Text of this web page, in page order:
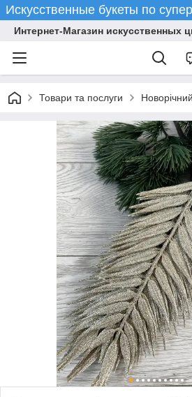
Искусственные букеты по
Интернет-Магазин искусственных
Товари та послуги